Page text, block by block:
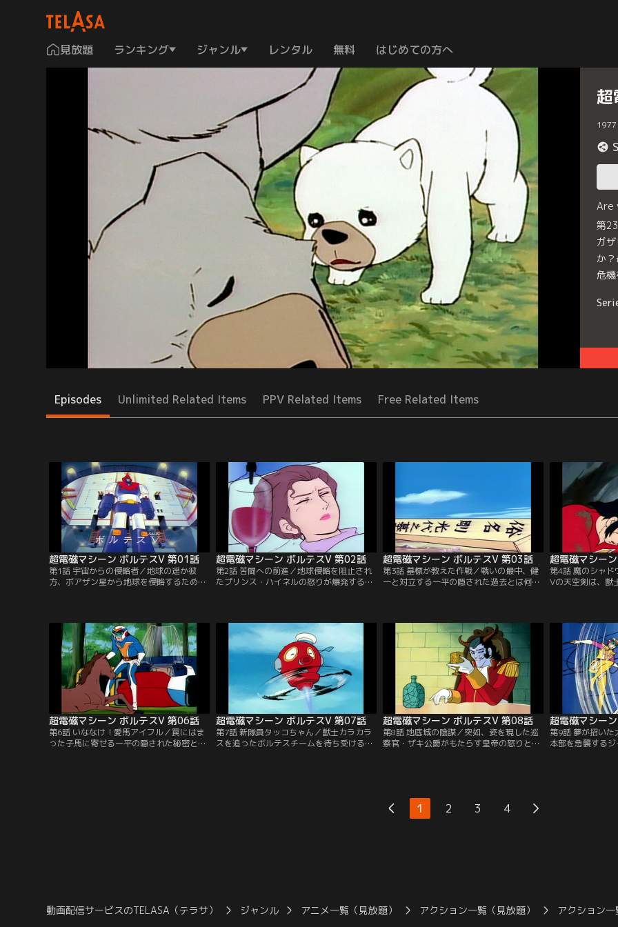
見放題 ランキング ジャンル レンタル 無料 はじめての方へ
1977
Are
第
ガ
か
危
Episodes Unlimited Related Items PPV Related Items Free Related Items
超電磁マシーン ボルテスV 第01話
第1話 宇宙からの侵略者／地球の遥か彼
方、ボアザン星から地球を侵略するための
に。しかし、この事態を以前から予測して
いた人達がいた。今はなき剛博士の息子た
ちを含む、5人の少年少女はボルトメカに
乗り込み、巨大ロボットに合体する！
超電磁マシーン ボルテスV 第02話
第2話 苦闘への前進／地球侵略を阻止され
たプリンス・ハイネルの怒りが爆発する。
超電磁マシーン ボルテスV 第03話
第3話 墓標が教えた作戦／戦いの最中、健
一と対立する一平の隠された過去とは何
超電磁マシー
第4話 魔のシャ
Vの天空剣は、獣
超電磁マシーン ボルテスV 第06話
第6話 いななけ！愛馬アイフル／罠にはま
った子馬に寄せる一平の隠された秘密とは
超電磁マシーン ボルテスV 第07話
第7話 新隊員タッコちゃん／獣士カラカラ
スを追ったボルテスチームを待ち受けるガ
超電磁マシーン ボルテスV 第08話
第8話 地底城の陰謀／突如、姿を現した巡
察官・ザキ公爵がもたらす皇帝の怒りとは
超電磁マシー
第9話 夢が招い
本部を急襲する
1 2 3 4
動画配信サービスのTELASA（テラサ） ジャンル アニメ一覧（見放題） アクション一覧（見放題） アクション